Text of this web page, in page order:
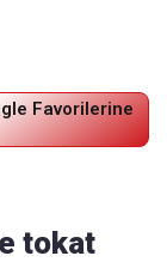
Favorilerine
tokat